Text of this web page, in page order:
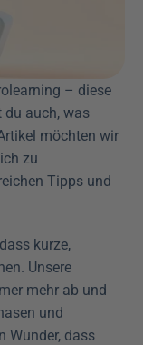
– diese
du auch, was
möchten wir
zu
Tipps und
kurze,
Unsere
mehr ab und
und
Wunder, dass